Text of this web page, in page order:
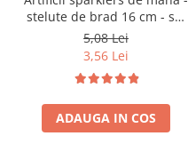
stelute de brad 16 cm - set
10 buc
5,08 Lei
3,56 Lei
ADAUGA IN COS